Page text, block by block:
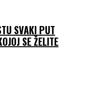
SVAKI PUT
SE ŽELITE